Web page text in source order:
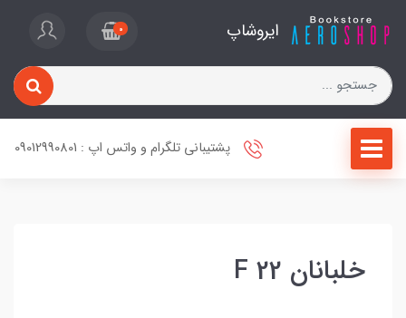
ایروشاپ 0
پشتیبانی تلگرام و واتس اپ : 09012990801
خلبانان F 22